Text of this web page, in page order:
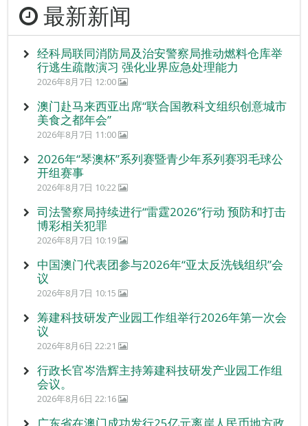
最新新闻
经科局联同消防局及治安警察局推动燃料仓库举
行逃生疏散演习 强化业界应急处理能力
2026年8月7日 12:00
澳门赴马来西亚出席“联合国教科文组织创意城市
美食之都年会”
2026年8月7日 11:00
2026年“琴澳杯”系列赛暨青少年系列赛羽毛球公
开组赛事
2026年8月7日 10:22
司法警察局持续进行“雷霆2026”行动 预防和打击
博彩相关犯罪
2026年8月7日 10:19
中国澳门代表团参与2026年“亚太反洗钱组织”会
议
2026年8月7日 10:15
筹建科技研发产业园工作组举行2026年第一次会
议
2026年8月6日 22:21
行政长官岑浩辉主持筹建科技研发产业园工作组
会议。
2026年8月6日 22:16